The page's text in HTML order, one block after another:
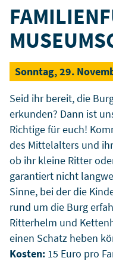
Sonntag, 29.
Seid ihr bereit, die
erkunden? Dann ist
Richtige für euch!
des Mittelalters und
ob ihr kleine Ritter
garantiert nicht
Sinne, bei der die
rund um die Burg
Ritterhelm und
einen Schatz heben
Kosten: 15 Euro pro